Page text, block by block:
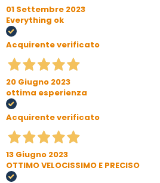
01 Settembre 2023
Everything ok
Acquirente verificato
20 Giugno 2023
ottima esperienza
Acquirente verificato
13 Giugno 2023
OTTIMO VELOCISSIMO E PRECISO